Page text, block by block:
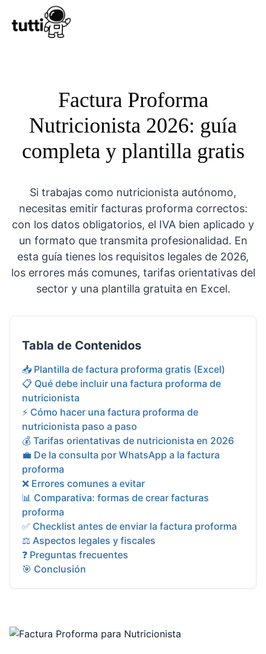
Factura Proforma
Nutricionista 2026: guía
completa y plantilla gratis
Si trabajas como nutricionista autónomo,
necesitas emitir facturas proforma correctos:
con los datos obligatorios, el IVA bien aplicado y
un formato que transmita profesionalidad. En
esta guía tienes los requisitos legales de 2026,
los errores más comunes, tarifas orientativas del
sector y una plantilla gratuita en Excel.
Tabla de Contenidos
📥 Plantilla de factura proforma gratis (Excel)
📋 Qué debe incluir una factura proforma de
nutricionista
⚡ Cómo hacer una factura proforma de
nutricionista paso a paso
💰 Tarifas orientativas de nutricionista en 2026
💼 De la consulta por WhatsApp a la factura
proforma
❌ Errores comunes a evitar
📊 Comparativa: formas de crear facturas
proforma
✅ Checklist antes de enviar la factura proforma
⚖️ Aspectos legales y fiscales
❓ Preguntas frecuentes
🎯 Conclusión